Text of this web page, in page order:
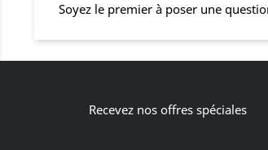
Soyez le premier à poser une
Recevez nos offres spéciales